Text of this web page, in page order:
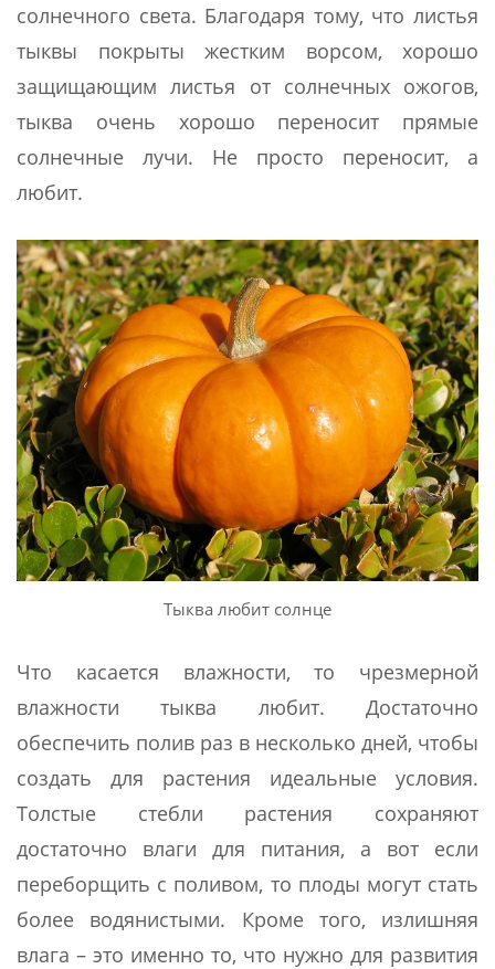
солнечного света. Благодаря тому, что листья
тыквы покрыты жестким ворсом, хорошо
защищающим листья от солнечных ожогов,
тыква очень хорошо переносит прямые
солнечные лучи. Не просто переносит, а
любит.
Тыква любит солнце
Что касается влажности, то чрезмерной
влажности тыква любит. Достаточно
обеспечить полив раз в несколько дней, чтобы
создать для растения идеальные условия.
Толстые стебли растения сохраняют
достаточно влаги для питания, а вот если
переборщить с поливом, то плоды могут стать
более водянистыми. Кроме того, излишняя
влага – это именно то, что нужно для развития